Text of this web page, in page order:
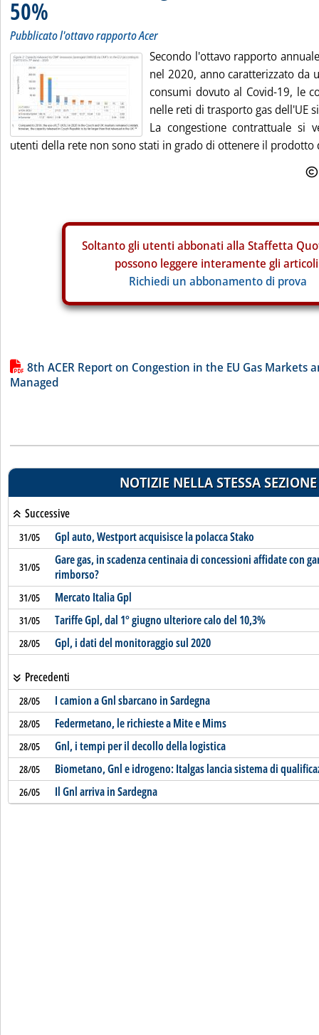
50%
Pubblicato l'ottavo rapporto Acer
Secondo l'ottavo rapporto
nel 2020, anno caratterizzato da
consumi dovuto al Covid-19, le
nelle reti di trasporto gas dell'UE
La congestione contrattuale si
utenti della rete non sono stati in grado di ottenere il prodotto
Soltanto gli utenti abbonati alla Staffetta
possono leggere interamente gli
Richiedi un abbonamento di prova
Lista allegati PDF alla notizia
8th ACER Report on Congestion in the EU Gas Markets
Managed
NOTIZIE NELLA STESSA SEZIONE
Successive
31/05 Gpl auto, Westport acquisisce la polacca Stako
31/05
Gare gas, in scadenza centinaia di concessioni affidate con
rimborso?
31/05 Mercato Italia Gpl
31/05 Tariffe Gpl, dal 1° giugno ulteriore calo del 10,3%
28/05 Gpl, i dati del monitoraggio sul 2020
Precedenti
28/05 I camion a Gnl sbarcano in Sardegna
28/05 Federmetano, le richieste a Mite e Mims
28/05 Gnl, i tempi per il decollo della logistica
28/05 Biometano, Gnl e idrogeno: Italgas lancia sistema di
26/05 Il Gnl arriva in Sardegna